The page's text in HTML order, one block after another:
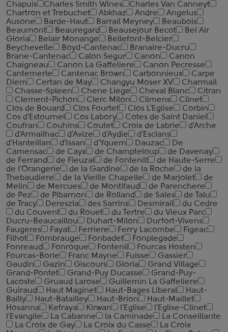
Chapuis Charles Smith Wines
Charles Van Canneyt
Chartron et Trebuchet
Abkhaz Andre
Angelus
Ausone
Barde-Haut Barrail Meyney
Beaubois
Beaumont
Beauregard Beausejour Becot
Bel Air
Gloria
Belair Monange
Bellefont-Belcier
Beychevelle
Boyd-Cantenac
Branaire-Ducru
Brane-Cantenac
Calon Segur Canon
Canon
Chaigneau
Canon La Gaffeliere
Canon Pecresse
Cantemerle
Cantenac Brown Carbonnieux
Carpe
Diem
Certan de May Changyu Moser XV
Charmail
Chasse-Spleen
Chene Liege Cheval Blanc
Citran
Clement-Pichon
Clerc Milon Climens
Clinet
Clos de Bouard
Clos Fourtet Clos L'Eglise
Corbin
Cos d'Estournel
Cos Labory
Cotes de Saint Daniel
Coufran
Couhins Coutet Croix de Labrie
d'Arche
d'Armailhac
d'Avize d'Aydie
d'Esclans
d'Hanteillan
d'Issan d'Yquem Dauzac
De
Camensac
de Cayx de Champteloup
de Davenay
de Ferrand
de Fieuzal de Fontenill
de Haute-Serre
de l'Orangerie
de la Gardine de la Roche
de la
Thebaudiere
de la Vieille Chapelle de Marjolet
de
Melin
de Mercues de Montifaud
de Parenchere
de Pez
de Pibarnon de Rolland de Sales
de Talu
de Tracy
Dereszla des Sarrins Desmirail
du Cedre
du Couvent
du Rouet du Tertre
du Vieux Parc
Ducru-Beaucaillou
Duhart-Milon
Durfort-Vivens
Faugeres
Fayat Ferriere Ferry Lacombe
Figeac
Filhot
Fombrauge Fonbadet
Fonplegade
Fonreaud
Fonroque Fontenil
Fourcas Hosten
Fourcas-Borie
Franc Mayne Fuisse
Gassier
Gaudin
Gazin Giscours Gloria
Grand Village
Grand-Pontet
Grand-Puy Ducasse
Grand-Puy-
Lacoste
Gruaud Larose
Guillemin La Gaffeliere
Guiraud
Haut Maginet Haut-Bages Liberal
Haut-
Bailly
Haut-Batailley Haut-Brion
Haut-Maillet
Hosanna
Kefraya Kirwan l'Eglise
l'Eglise-Clinet
l'Evangile
La Cabanne la Caminade
La Conseillante
La Croix de Gay
La Croix du Casse
La Croix